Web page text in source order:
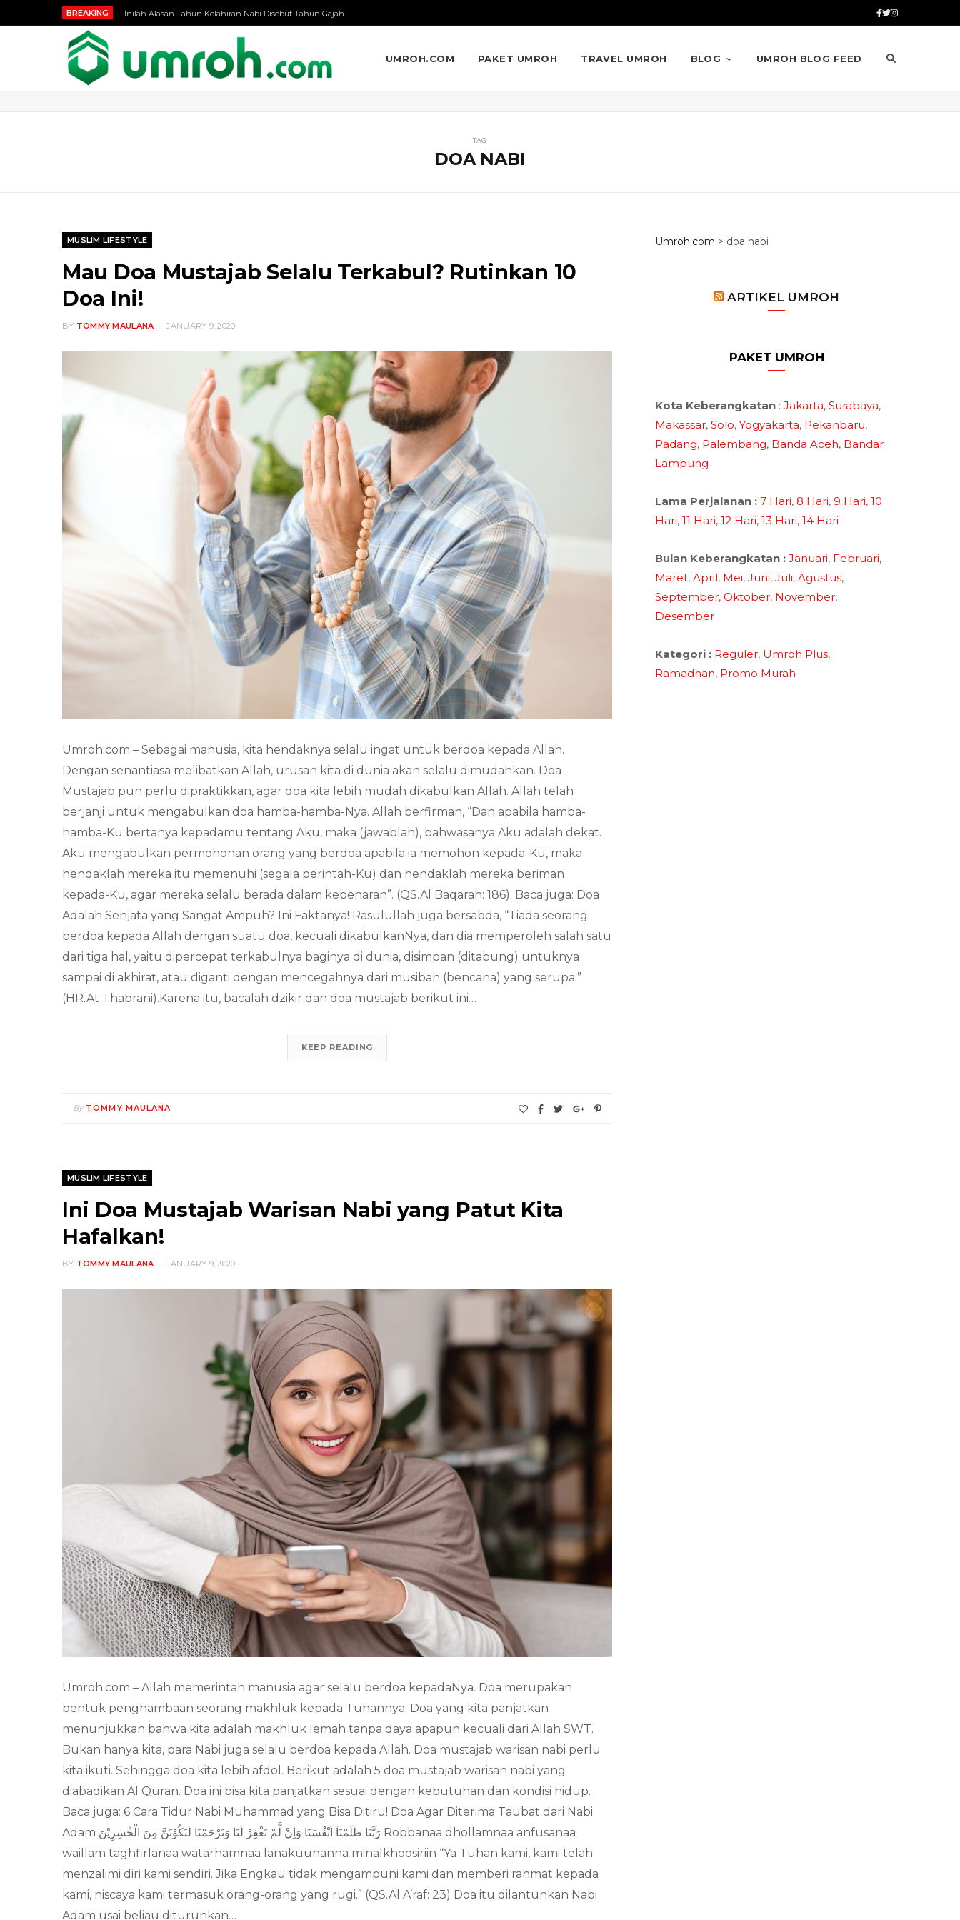
BREAKING Inilah Alasan Tahun Kelahiran Nabi Disebut Tahun Gajah
UMROH.COM PAKET UMROH TRAVEL UMROH BLOG UMROH BLOG FEED
TAG
DOA NABI
MUSLIM LIFESTYLE
Mau Doa Mustajab Selalu Terkabul? Rutinkan 10
Doa Ini!
BY TOMMY MAULANA JANUARY 9, 2020
Umroh.com – Sebagai manusia, kita hendaknya selalu ingat untuk berdoa kepada Allah.
Dengan senantiasa melibatkan Allah, urusan kita di dunia akan selalu dimudahkan. Doa
Mustajab pun perlu dipraktikkan, agar doa kita lebih mudah dikabulkan Allah. Allah telah
berjanji untuk mengabulkan doa hamba-hamba-Nya. Allah berfirman, “Dan apabila hamba-
hamba-Ku bertanya kepadamu tentang Aku, maka (jawablah), bahwasanya Aku adalah dekat.
Aku mengabulkan permohonan orang yang berdoa apabila ia memohon kepada-Ku, maka
hendaklah mereka itu memenuhi (segala perintah-Ku) dan hendaklah mereka beriman
kepada-Ku, agar mereka selalu berada dalam kebenaran”. (QS.Al Baqarah: 186). Baca juga: Doa
Adalah Senjata yang Sangat Ampuh? Ini Faktanya! Rasulullah juga bersabda, “Tiada seorang
berdoa kepada Allah dengan suatu doa, kecuali dikabulkanNya, dan dia memperoleh salah satu
dari tiga hal, yaitu dipercepat terkabulnya baginya di dunia, disimpan (ditabung) untuknya
sampai di akhirat, atau diganti dengan mencegahnya dari musibah (bencana) yang serupa.”
(HR.At Thabrani).Karena itu, bacalah dzikir dan doa mustajab berikut ini…
KEEP READING
By TOMMY MAULANA
MUSLIM LIFESTYLE
Ini Doa Mustajab Warisan Nabi yang Patut Kita
Hafalkan!
BY TOMMY MAULANA JANUARY 9, 2020
Umroh.com – Allah memerintah manusia agar selalu berdoa kepadaNya. Doa merupakan
bentuk penghambaan seorang makhluk kepada Tuhannya. Doa yang kita panjatkan
menunjukkan bahwa kita adalah makhluk lemah tanpa daya apapun kecuali dari Allah SWT.
Bukan hanya kita, para Nabi juga selalu berdoa kepada Allah. Doa mustajab warisan nabi perlu
kita ikuti. Sehingga doa kita lebih afdol. Berikut adalah 5 doa mustajab warisan nabi yang
diabadikan Al Quran. Doa ini bisa kita panjatkan sesuai dengan kebutuhan dan kondisi hidup.
Baca juga: 6 Cara Tidur Nabi Muhammad yang Bisa Ditiru! Doa Agar Diterima Taubat dari Nabi
Adam رَبَّنَا ظَلَمْنَآ اَنْفُسَنَا وَاِنْ لَّمْ تَغْفِرْ لَنَا وَتَرْحَمْنَا لَنَكُوْنَنَّ مِنَ الْخٰسِرِيْنَ Robbanaa dhollamnaa anfusanaa
waillam taghfirlanaa watarhamnaa lanakuunanna minalkhoosiriin “Ya Tuhan kami, kami telah
menzalimi diri kami sendiri. Jika Engkau tidak mengampuni kami dan memberi rahmat kepada
kami, niscaya kami termasuk orang-orang yang rugi.” (QS.Al A’raf: 23) Doa itu dilantunkan Nabi
Adam usai beliau diturunkan…
Umroh.com > doa nabi
ARTIKEL UMROH
PAKET UMROH
Kota Keberangkatan : Jakarta, Surabaya,
Makassar, Solo, Yogyakarta, Pekanbaru,
Padang, Palembang, Banda Aceh, Bandar
Lampung
Lama Perjalanan : 7 Hari, 8 Hari, 9 Hari, 10
Hari, 11 Hari, 12 Hari, 13 Hari, 14 Hari
Bulan Keberangkatan : Januari, Februari,
Maret, April, Mei, Juni, Juli, Agustus,
September, Oktober, November,
Desember
Kategori : Reguler, Umroh Plus,
Ramadhan, Promo Murah